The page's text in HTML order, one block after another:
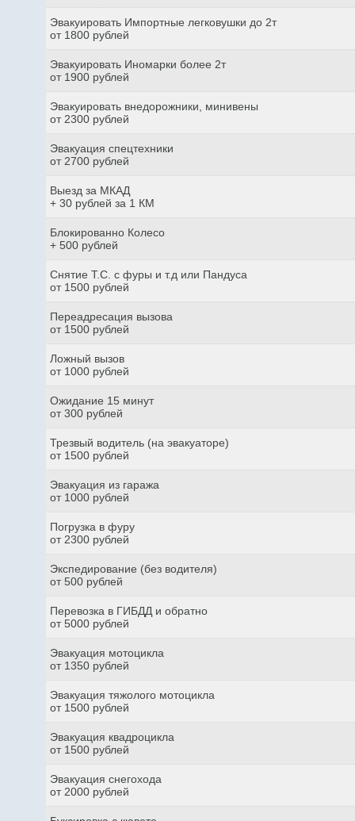
Эвакуировать Импортные легковушки до 2т
от 1800 рублей
Эвакуировать Иномарки более 2т
от 1900 рублей
Эвакуировать внедорожники, минивены
от 2300 рублей
Эвакуация спецтехники
от 2700 рублей
Выезд за МКАД
+ 30 рублей за 1 КМ
Блокированно Колесо
+ 500 рублей
Снятие Т.С. с фуры и т.д или Пандуса
от 1500 рублей
Переадресация вызова
от 1500 рублей
Ложный вызов
от 1000 рублей
Ожидание 15 минут
от 300 рублей
Трезвый водитель (на эвакуаторе)
от 1500 рублей
Эвакуация из гаража
от 1000 рублей
Погрузка в фуру
от 2300 рублей
Экспедирование (без водителя)
от 500 рублей
Перевозка в ГИБДД и обратно
от 5000 рублей
Эвакуация мотоцикла
от 1350 рублей
Эвакуация тяжолого мотоцикла
от 1500 рублей
Эвакуация квадроцикла
от 1500 рублей
Эвакуация снегохода
от 2000 рублей